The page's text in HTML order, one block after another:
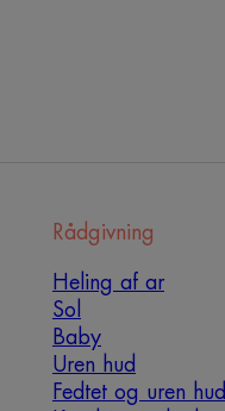
Rådgivning
Heling af ar
Sol
Baby
Uren hud
Fedtet og uren hud